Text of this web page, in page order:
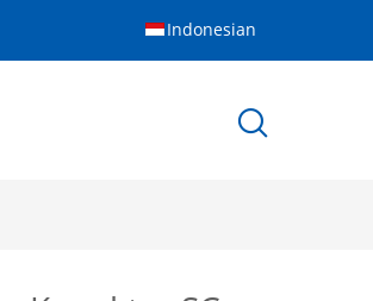
Indonesian